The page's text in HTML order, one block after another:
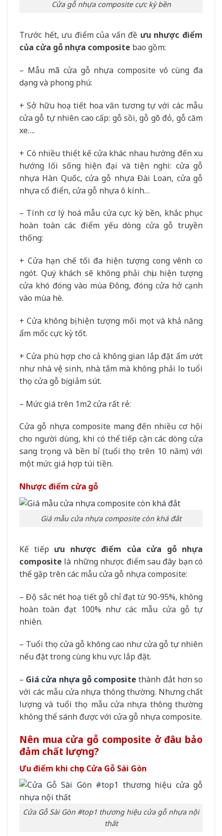
Cửa gỗ nhựa composite cực kỳ bền
Trước hết, ưu điểm của vấn đề ưu nhược điểm
của cửa gỗ nhựa composite bao gồm:
– Mẫu mã cửa gỗ nhựa composite vô cùng đa
dạng và phong phú:
+ Sở hữu hoạ tiết hoa văn tương tự với các mẫu
cửa gỗ tự nhiên cao cấp: gỗ sồi, gỗ gõ đỏ, gỗ căm
xe….
+ Có nhiều thiết kế cửa khác nhau hướng đến xu
hướng lối sống hiện đại và tiện nghi: cửa gỗ
nhựa Hàn Quốc, cửa gỗ nhựa Đài Loan, cửa gỗ
nhựa cổ điển, cửa gỗ nhựa ô kính…
– Tính cơ lý hoá mẫu cửa cực kỳ bền, khắc phục
hoàn toàn các điểm yếu dòng cửa gỗ truyền
thống:
+ Cửa hạn chế tối đa hiện tượng cong vênh co
ngót. Quý khách sẽ không phải chịu hiện tượng
cửa khó đóng vào mùa Đông, đóng cửa hở cạnh
vào mùa hè.
+ Cửa không bị hiện tượng mối mọt và khả năng
ẩm mốc cực kỳ tốt.
+ Cửa phù hợp cho cả không gian lắp đặt ẩm ướt
như nhà vệ sinh, nhà tắm mà không phải lo tuổi
thọ cửa gỗ bị giảm sút.
– Mức giá trên 1m2 cửa rất rẻ:
Cửa gỗ nhựa composite mang đến nhiều cơ hội
cho người dùng, khi có thể tiếp cận các dòng cửa
sang trọng và bền bỉ (tuổi thọ trên 10 năm) với
một mức giá hợp túi tiền.
Nhược điểm cửa gỗ
Giá mẫu cửa nhựa composite còn khá đắt
Kế tiếp ưu nhược điểm của cửa gỗ nhựa
composite là những nhược điểm sau đây bạn có
thể gặp trên các mẫu cửa gỗ nhựa composite:
– Độ sắc nét hoạ tiết gỗ chỉ đạt từ 90-95%, không
hoàn toàn đạt 100% như các mẫu cửa gỗ tự
nhiên.
– Tuổi thọ cửa gỗ không cao như cửa gỗ tự nhiên
nếu đặt trong cùng khu vực lắp đặt.
– Giá cửa nhựa gỗ composite thành đắt hơn so
với các mẫu cửa nhựa thông thường. Nhưng chất
lượng và tuổi thọ mẫu cửa nhựa thông thường
không thể sánh được với cửa gỗ nhựa composite.
Nên mua cửa gỗ composite ở đâu bảo
đảm chất lượng?
Ưu điểm khi chọn Cửa Gỗ Sài Gòn
Cửa Gỗ Sài Gòn #top1 thương hiệu cửa gỗ nhựa nội
thất